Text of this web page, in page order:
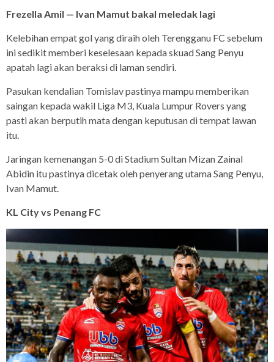
Frezella Amil — Ivan Mamut bakal meledak lagi
Kelebihan empat gol yang diraih oleh Terengganu FC sebelum
ini sedikit memberi keselesaan kepada skuad Sang Penyu
apatah lagi akan beraksi di laman sendiri.
Pasukan kendalian Tomislav pastinya mampu memberikan
saingan kepada wakil Liga M3, Kuala Lumpur Rovers yang
pasti akan berputih mata dengan keputusan di tempat lawan
itu.
Jaringan kemenangan 5-0 di Stadium Sultan Mizan Zainal
Abidin itu pastinya dicetak oleh penyerang utama Sang Penyu,
Ivan Mamut.
KL City vs Penang FC